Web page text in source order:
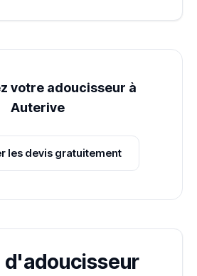
votre adoucisseur à
Auterive
les devis gratuitement
d'adoucisseur